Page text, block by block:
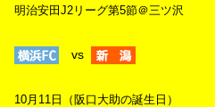
明治安田J2リーグ第5節＠三ツ沢
vs
10月11日（阪口大助の誕生日）